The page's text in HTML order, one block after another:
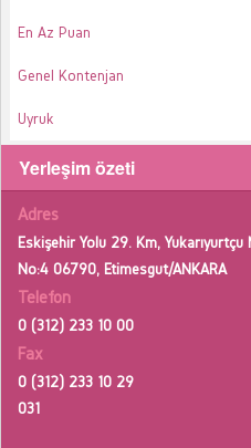
En Az Puan
Genel Kontenjan
Uyruk
Yerleşim özeti
Adres
Eskişehir Yolu 29. Km,
No:4 06790, Etimesgut/ANKARA
Telefon
0 (312) 233 10 00
Fax
0 (312) 233 10 29
031